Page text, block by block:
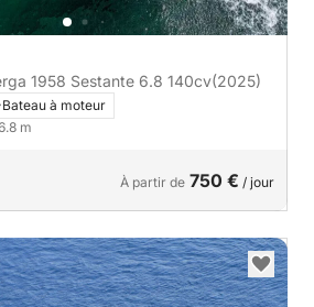
Bateau à moteur Verga 1958 Sestante 6.8 140cv(2025)
Bateau à moteur
m
À partir de 750 € / jour